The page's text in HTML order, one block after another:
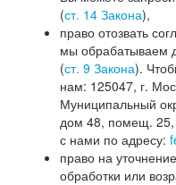
(ст. 14 Закона),
право отозвать
мы обрабатываем
(ст. 9 Закона).
нам: 125047, г.
Муниципальный
дом 48, помещ. 25,
с нами по адресу:
право на
обработки или